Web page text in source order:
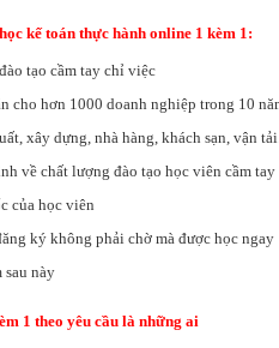
kế toán thực hành online 1 kèm 1:
tạo cầm tay chỉ việc
hơn 1000 doanh nghiệp trong 10
xây dựng, nhà hàng, khách sạn, vận
về chất lượng đào tạo học viên cầm
của học viên
ký không phải chờ mà được học ngay
này
1 theo yêu cầu là những ai